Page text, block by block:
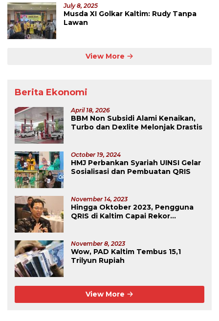
July 8, 2025
Musda XI Golkar Kaltim: Rudy Tanpa
Lawan
View More
Berita Ekonomi
April 18, 2026
BBM Non Subsidi Alami Kenaikan,
Turbo dan Dexlite Melonjak Drastis
October 19, 2024
HMJ Perbankan Syariah UINSI Gelar
Sosialisasi dan Pembuatan QRIS
November 14, 2023
Hingga Oktober 2023, Pengguna
QRIS di Kaltim Capai Rekor
November 8, 2023
Wow, PAD Kaltim Tembus 15,1
Trilyun Rupiah
View More